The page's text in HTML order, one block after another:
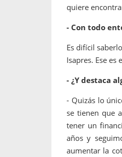
quiere
- Con todo
Es difícil
Isapres. Ese es
- ¿Y destaca
- Quizás lo
se tienen que
tener un
años y
aumentar la